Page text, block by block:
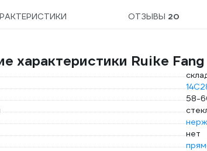
ОТЗЫВЫ 20
характеристики Ruike Fang
58-
нет